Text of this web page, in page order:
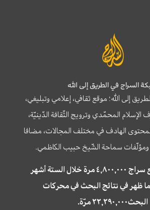
السراج في الطريق إلى الله
إلى الله؛ موقع ثقافي، إعلامي وتبليغي،
المحمّدي وترويج الثّقافة الدّينيّة،
الهادف في مختلف المجالات، مضافا
سماحة الشّيخ حبيب الكاظمي.
تمّت زيارة موقع سراج ٤,٨٠٠,٠٠٠ مرة خلال الستة أشهر
ظهر في نتائج البحث في محركات
البحث٢٢,٢٩٠,٠٠٠ مرّة.